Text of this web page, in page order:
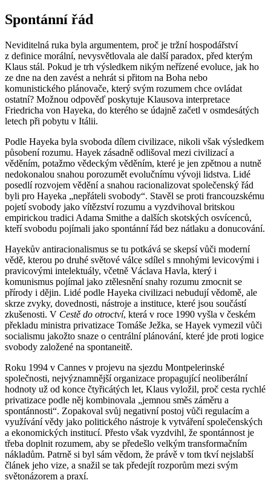
Spontánní řád
Neviditelná ruka byla argumentem, proč je tržní hospodářství
z definice morální, nevysvětlovala ale další paradox, před kterým
Klaus stál. Pokud je trh výsledkem nikým neřízené evoluce, jak ho
ze dne na den zavést a nehrát si přitom na Boha nebo
komunistického plánovače, který svým rozumem chce ovládat
ostatní? Možnou odpověď poskytuje Klausova interpretace
Friedricha von Hayeka, do kterého se údajně začetl v osmdesátých
letech při pobytu v Itálii.
Podle Hayeka byla svoboda dílem civilizace, nikoli však výsledkem
působení rozumu. Hayek zásadně odlišoval mezi civilizací a
věděním, potažmo vědeckým věděním, které je jen zpětnou a nutně
nedokonalou snahou porozumět evolučnímu vývoji lidstva. Lidé
posedlí rozvojem vědění a snahou racionalizovat společenský řád
byli pro Hayeka „nepřáteli svobody“. Stavěl se proti francouzskému
pojetí svobody jako vítězství rozumu a vyzdvihoval britskou
empirickou tradici Adama Smithe a dalších skotských osvícenců,
kteří svobodu pojímali jako spontánní řád bez nátlaku a donucování.
Hayekův antiracionalismus se tu potkává se skepsí vůči moderní
vědě, kterou po druhé světové válce sdílel s mnohými levicovými i
pravicovými intelektuály, včetně Václava Havla, který i
komunismus pojímal jako ztělesnění snahy rozumu zmocnit se
přírody i dějin. Lidé podle Hayeka civilizaci nebudují vědomě, ale
skrze zvyky, dovednosti, nástroje a instituce, které jsou součástí
zkušenosti. V Cestě do otroctví, která v roce 1990 vyšla v českém
překladu ministra privatizace Tomáše Ježka, se Hayek vymezil vůči
socialismu jakožto snaze o centrální plánování, které jde proti logice
svobody založené na spontaneitě.
Roku 1994 v Cannes v projevu na sjezdu Montpelerinské
společnosti, nejvýznamnější organizace propagující neoliberální
hodnoty už od konce čtyřicátých let, Klaus vyložil, proč cesta rychlé
privatizace podle něj kombinovala „jemnou směs záměru a
spontánnosti“. Zopakoval svůj negativní postoj vůči regulacím a
využívání vědy jako politického nástroje k vytváření společenských
a ekonomických institucí. Přesto však vyzdvihl, že spontánnost je
třeba doplnit rozumem, aby se předešlo velkým transformačním
nákladům. Patrně si byl sám vědom, že právě v tom tkví nejslabší
článek jeho vize, a snažil se tak předejít rozporům mezi svým
světonázorem a praxí.